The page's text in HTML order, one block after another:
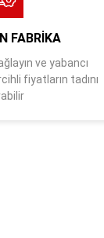
FABRİKA
ve yabancı
fiyatların tadını